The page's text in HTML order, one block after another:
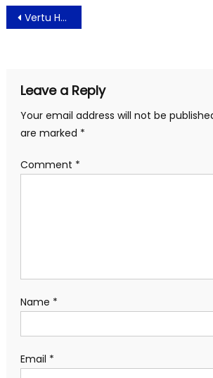
Post
navigation
Vertu Hotel Harmoni Jakarta Sambut Musim Perayaan Natal
Leave a Reply
Your email address will not be
are marked *
Comment *
Name *
Email *